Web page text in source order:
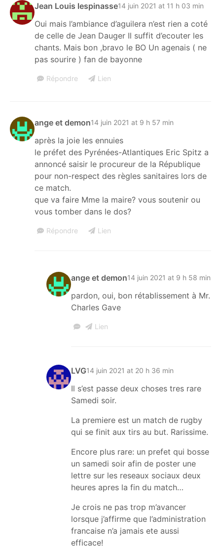
Jean Louis lespinasse14 juin 2021 at 11 h 03 min
Oui mais l’ambiance d’aguilera n’est rien a coté
de celle de Jean Dauger Il suffit d’ecouter les
chants. Mais bon ,bravo le BO Un agenais ( ne
pas sourire ) fan de bayonne
Répondre Lien
ange et demon14 juin 2021 at 9 h 57 min
après la joie les ennuies
le préfet des Pyrénées-Atlantiques Eric Spitz a
annoncé saisir le procureur de la République
pour non-respect des règles sanitaires lors de
ce match.
que va faire Mme la maire? vous soutenir ou
vous tomber dans le dos?
Répondre Lien
ange et demon14 juin 2021 at 9 h 58 min
pardon, oui, bon rétablissement à Mr.
Charles Gave
Lien
LVG14 juin 2021 at 20 h 36 min
Il s’est passe deux choses tres rare
Samedi soir.
La premiere est un match de rugby
qui se finit aux tirs au but. Rarissime.
Encore plus rare: un prefet qui bosse
un samedi soir afin de poster une
lettre sur les reseaux sociaux deux
heures apres la fin du match…
Je crois ne pas trop m’avancer
lorsque j’affirme que l’administration
francaise n’a jamais ete aussi
efficace!